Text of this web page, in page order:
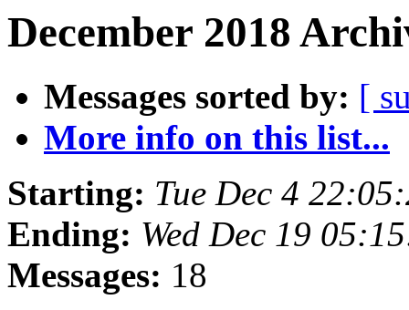
December 2018
Messages sorted by: [
More info on this list...
Starting: Tue Dec 4
Ending: Wed Dec 19
Messages: 18